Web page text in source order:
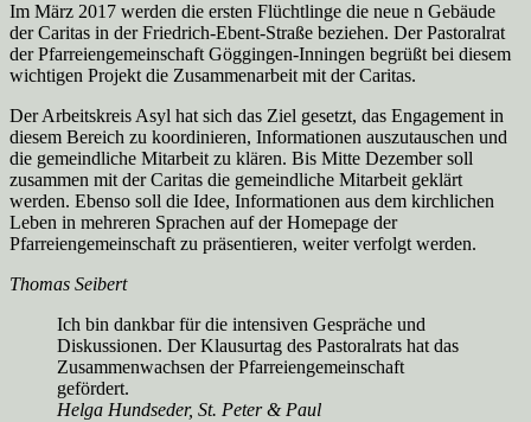
Im März 2017 werden die ersten Flüchtlinge die neue n Gebäude
der Caritas in der Friedrich-Ebent-Straße beziehen. Der Pastoralrat
der Pfarreiengemeinschaft Göggingen-Inningen begrüßt bei diesem
wichtigen Projekt die Zusammenarbeit mit der Caritas.
Der Arbeitskreis Asyl hat sich das Ziel gesetzt, das Engagement in
diesem Bereich zu koordinieren, Informationen auszutauschen und
die gemeindliche Mitarbeit zu klären. Bis Mitte Dezember soll
zusammen mit der Caritas die gemeindliche Mitarbeit geklärt
werden. Ebenso soll die Idee, Informationen aus dem kirchlichen
Leben in mehreren Sprachen auf der Homepage der
Pfarreiengemeinschaft zu präsentieren, weiter verfolgt werden.
Thomas Seibert
Ich bin dankbar für die intensiven Gespräche und
Diskussionen. Der Klausurtag des Pastoralrats hat das
Zusammenwachsen der Pfarreiengemeinschaft
gefördert.
Helga Hundseder, St. Peter & Paul